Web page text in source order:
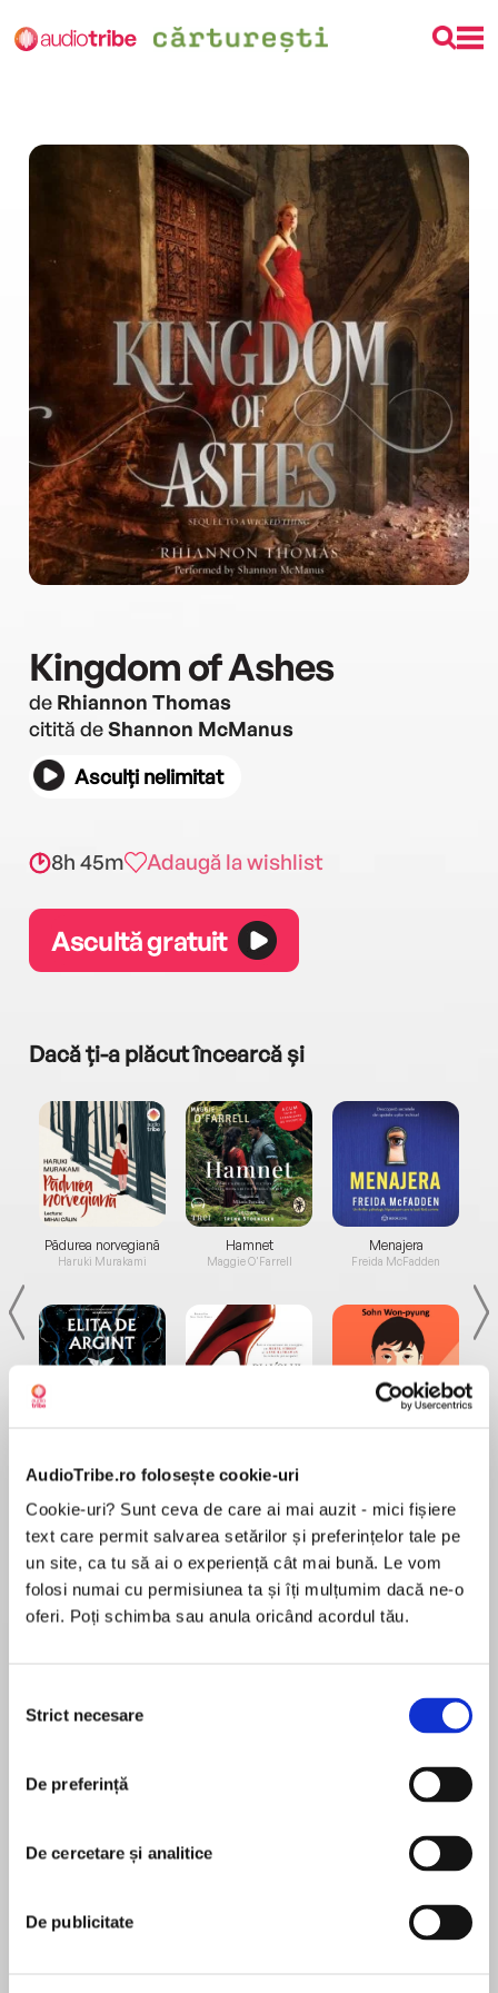
AudioTribe.ro folosește cookie-uri
Cookie-uri? Sunt ceva de care ai mai auzit - mici fișiere
text care permit salvarea setărilor și preferințelor tale pe
un site, ca tu să ai o experiență cât mai bună. Le vom
folosi numai cu permisiunea ta și îți mulțumim dacă ne-o
oferi. Poți schimba sau anula oricând acordul tău.
consimțământului
Strict necesare
De preferință
De cercetare și analitice
De publicitate
Kingdom of Ashes
de Rhiannon Thomas
citită deShannon McManus
Asculți nelimitat
8h 45m Adaugă la wishlist
Ascultă gratuit
Dacă ți-a plăcut încearcă și
Pădurea norvegiană
Haruki Murakami
de...
Dani Francis
Hamnet
Maggie O'Farrell
la...
Lauren Weisberger
Menajera
Freida McFadden
Desprecarte
The kiss was just the beginning . . . The second
and romance for a sweeping fantasy about one
Aurora was supposed to be her kingdom’s
between being loyal to the crown and loyal to
her country, she set events in motion that
În acest moment nu există recenzii
Rhiannon Thomas
Rhiannon Thomas is an English lit grad from
Princeton University. She currently lives in York,